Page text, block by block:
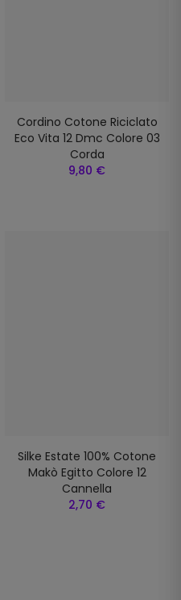
Cordino Cotone Riciclato
Eco Vita 12 Dmc Colore 03
Corda
9,80 €
Silke Estate 100% Cotone
Makò Egitto Colore 12
Cannella
2,70 €